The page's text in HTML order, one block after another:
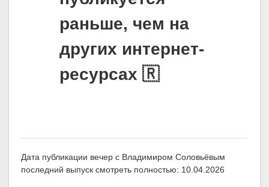
раньше, чем на
других интернет-
ресурсах 🇷
Дата публикации вечер с Владимиром Соловьёвым
последний выпуск смотреть полностью: 10.04.2026